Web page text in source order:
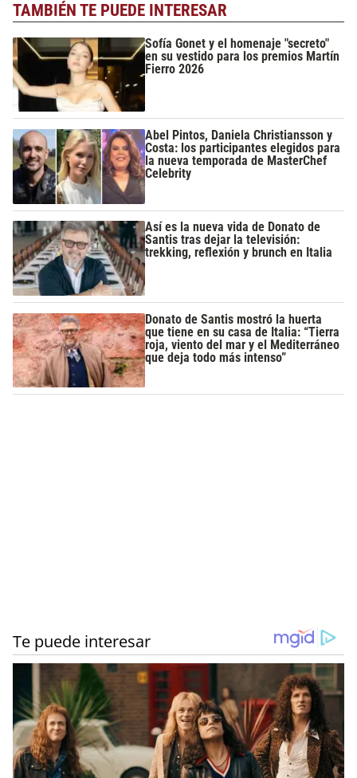
TAMBIÉN TE PUEDE INTERESAR
Sofía Gonet y el homenaje "secreto"
en su vestido para los premios Martín
Fierro 2026
Abel Pintos, Daniela Christiansson y
Costa: los participantes elegidos para
la nueva temporada de MasterChef
Celebrity
Así es la nueva vida de Donato de
Santis tras dejar la televisión:
trekking, reflexión y brunch en Italia
Donato de Santis mostró la huerta
que tiene en su casa de Italia: “Tierra
roja, viento del mar y el Mediterráneo
que deja todo más intenso”